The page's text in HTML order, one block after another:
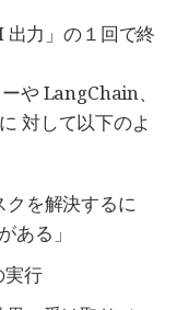
力」の１回で終
や LangChain、
対して以下のよ
クを解決するに
ある」
実行